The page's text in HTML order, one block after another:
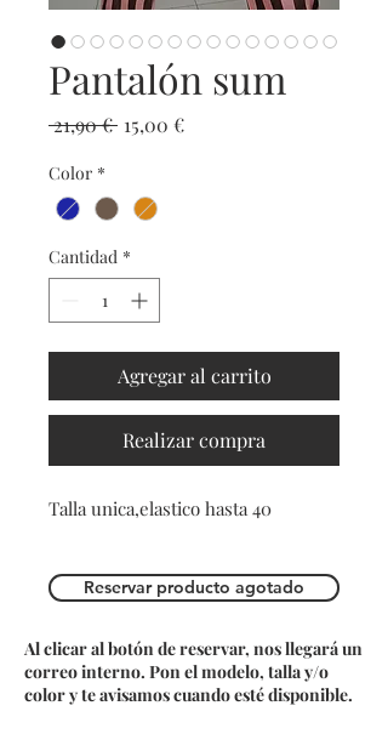
Pantalón sum
21,90 € Precio
15,00 €Precio de oferta
Color *
Cantidad *
Agregar al carrito
Realizar compra
Talla unica,elastico hasta 40
Reservar producto agotado
Al clicar al botón de reservar, nos llegará un
correo interno. Pon el modelo, talla y/o
color y te avisamos cuando esté disponible.